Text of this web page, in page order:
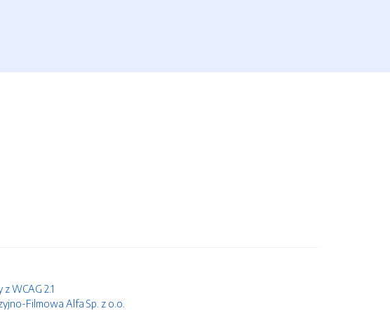
WCAG 2.1
Filmowa Alfa Sp. z o.o.